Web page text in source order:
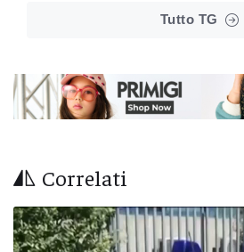
Tutto TG
Correlati